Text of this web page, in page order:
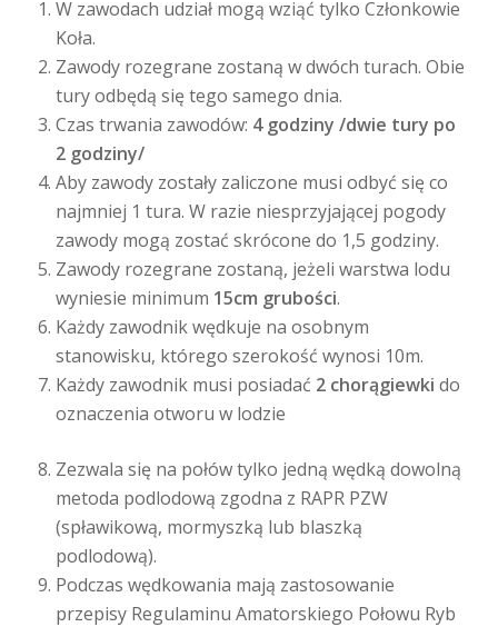
W zawodach udział mogą wziąć tylko Członkowie
Koła.
Zawody rozegrane zostaną w dwóch turach. Obie
tury odbędą się tego samego dnia.
Czas trwania zawodów: 4 godziny /dwie tury po
2 godziny/
Aby zawody zostały zaliczone musi odbyć się co
najmniej 1 tura. W razie niesprzyjającej pogody
zawody mogą zostać skrócone do 1,5 godziny.
Zawody rozegrane zostaną, jeżeli warstwa lodu
wyniesie minimum 15cm grubości.
Każdy zawodnik wędkuje na osobnym
stanowisku, którego szerokość wynosi 10m.
Każdy zawodnik musi posiadać 2 chorągiewki do
oznaczenia otworu w lodzie
Zezwala się na połów tylko jedną wędką dowolną
metoda podlodową zgodna z RAPR PZW
(spławikową, mormyszką lub blaszką
podlodową).
Podczas wędkowania mają zastosowanie
przepisy Regulaminu Amatorskiego Połowu Ryb